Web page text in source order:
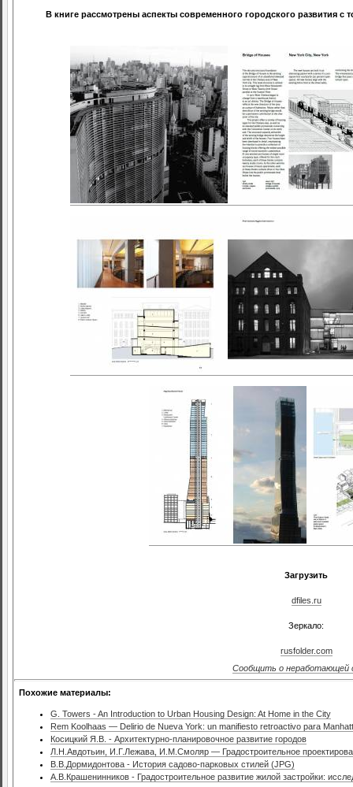
В книге рассмотрены аспекты современного городского развития
Загрузить
dfiles.ru
Зеркало:
rusfolder.com
Сообщить о неработающей
Похожие материалы:
G. Towers - An Introduction to Urban Housing Design: At Home in the City
Rem Koolhaas — Delirio de Nueva York: un manifiesto retroactivo para
Косицкий Я.В. - Архитектурно-планировочное развитие городов
Л.Н.Авдотьин, И.Г.Лежава, И.М.Смоляр — Градостроительное
В.В.Дормидонтова - История садово-парковых стилей (JPG)
А.В.Крашенинников - Градостроительное развитие жилой застройки: